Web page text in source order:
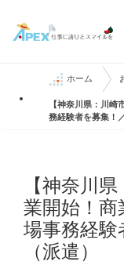
ホーム
【神奈川県：川
務経験者を募集！
【神奈川
業開始！
場事務経
（派遣）